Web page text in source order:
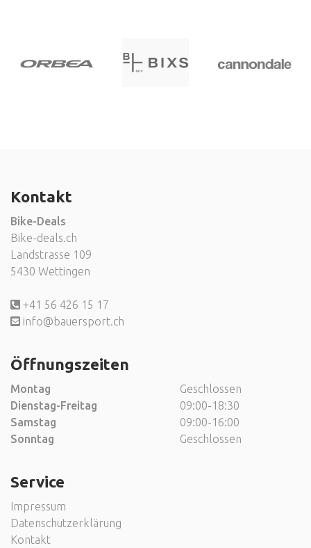
Kontakt
Bike-Deals
Bike-deals.ch
Landstrasse 109
5430 Wettingen
+41 56 426 15 17
info@bauersport.ch
Öffnungszeiten
Montag
Geschlossen
Dienstag-Freitag
09:00-18:30
Samstag
09:00-16:00
Sonntag
Geschlossen
Service
Impressum
Datenschutzerklärung
Kontakt